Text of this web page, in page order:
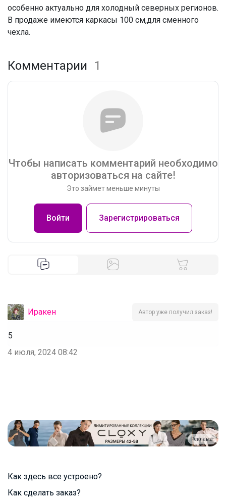
особенно актуально для холодный северных регионов.
В продаже имеются каркасы 100 см,для сменного
чехла.
Комментарии 1
Чтобы написать комментарий необходимо
авторизоваться на сайте!
Это займет меньше минуты
Войти Зарегистрироваться
Иракен Автор уже получил заказ!
5
4 июля, 2024 08:42
Реклама
Как здесь все устроено?
Как сделать заказ?